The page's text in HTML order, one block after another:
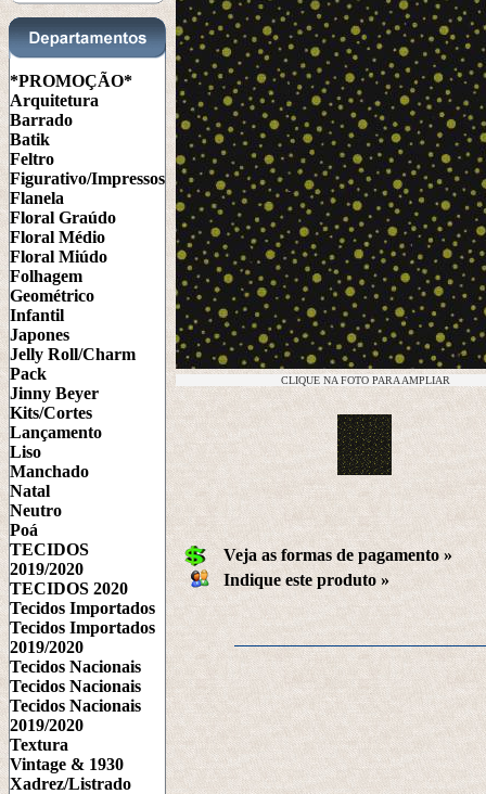
*PROMOÇÃO*
Arquitetura
Barrado
Batik
Feltro
Figurativo/Impressos
Flanela
Floral Graúdo
Floral Médio
Floral Miúdo
Folhagem
Geométrico
Infantil
Japones
Jelly Roll/Charm
Pack
Jinny Beyer
Kits/Cortes
Lançamento
Liso
Manchado
Natal
Neutro
Poá
TECIDOS
2019/2020
TECIDOS 2020
Tecidos Importados
Tecidos Importados
2019/2020
Tecidos Nacionais
Tecidos Nacionais
Tecidos Nacionais
2019/2020
Textura
Vintage & 1930
Xadrez/Listrado
CLIQUE NA FOTO PARA AMPLIAR
Veja as formas de pagamento »
Indique este produto »